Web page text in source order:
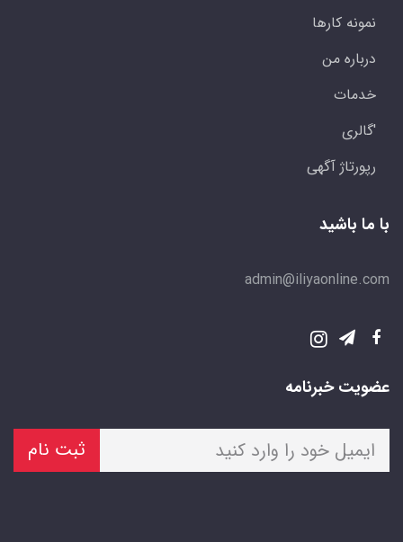
نمونه کارها
درباره من
خدمات
'گالری
رپورتاژ آگهی
با ما باشید
admin@iliyaonline.com
عضویت خبرنامه
ثبت نام